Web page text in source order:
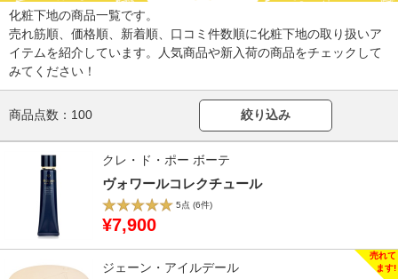
化粧下地の商品一覧です。
売れ筋順、価格順、新着順、口コミ件数順に化粧下地の取り扱いア
イテムを紹介しています。人気商品や新入荷の商品をチェックして
みてください！
商品点数： 100 絞り込み
クレ・ド・ポー ボーテ
ヴォワールコレクチュール
5点 (6件)
¥7,900
ジェーン・アイルデール